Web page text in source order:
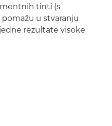
tinti (s
u stvaranju
rezultate visoke